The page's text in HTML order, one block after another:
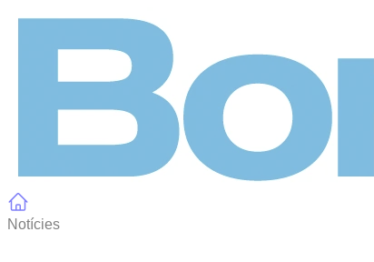
Notícies